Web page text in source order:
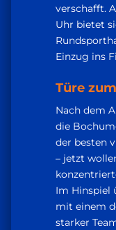
verschafft.
Uhr bietet
Einzug ins
Türe
Nach dem
die
der besten
– jetzt
Im Hinspiel
mit einem
starker